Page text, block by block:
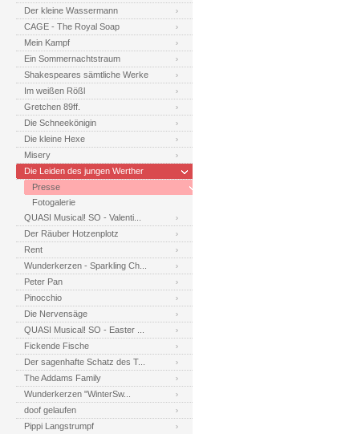
Der kleine Wassermann
CAGE - The Royal Soap
Mein Kampf
Ein Sommernachtstraum
Shakespeares sämtliche Werke
Im weißen Rößl
Gretchen 89ff.
Die Schneekönigin
Die kleine Hexe
Misery
Die Leiden des jungen Werther
Presse
Fotogalerie
QUASI Musical! SO - Valenti...
Der Räuber Hotzenplotz
Rent
Wunderkerzen - Sparkling Ch...
Peter Pan
Pinocchio
Die Nervensäge
QUASI Musical! SO - Easter ...
Fickende Fische
Der sagenhafte Schatz des T...
The Addams Family
Wunderkerzen "WinterSw...
doof gelaufen
Pippi Langstrumpf